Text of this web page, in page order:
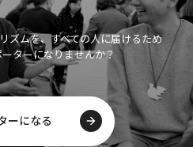
ズムを、すべての人に届けるため
ターになりませんか？
ーになる